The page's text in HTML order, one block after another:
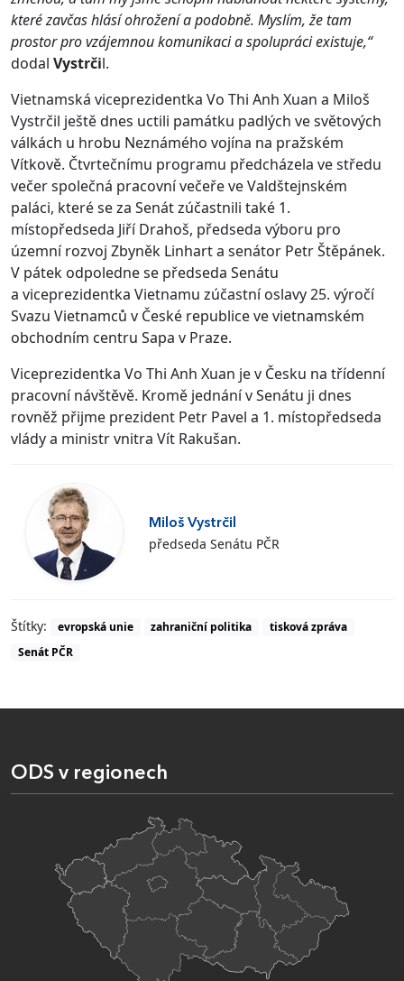
které zavčas hlásí ohrožení a podobně. Myslím, že tam
prostor pro vzájemnou komunikaci a spolupráci existuje,“
dodal Vystrčil.
Vietnamská viceprezidentka Vo Thi Anh Xuan a Miloš
Vystrčil ještě dnes uctili památku padlých ve světových
válkách u hrobu Neznámého vojína na pražském
Vítkově. Čtvrtečnímu programu předcházela ve středu
večer společná pracovní večeře ve Valdštejnském
paláci, které se za Senát zúčastnili také 1.
místopředseda Jiří Drahoš, předseda výboru pro
územní rozvoj Zbyněk Linhart a senátor Petr Štěpánek.
V pátek odpoledne se předseda Senátu
a viceprezidentka Vietnamu zúčastní oslavy 25. výročí
Svazu Vietnamců v České republice ve vietnamském
obchodním centru Sapa v Praze.
Viceprezidentka Vo Thi Anh Xuan je v Česku na třídenní
pracovní návštěvě. Kromě jednání v Senátu ji dnes
rovněž přijme prezident Petr Pavel a 1. místopředseda
vlády a ministr vnitra Vít Rakušan.
Miloš Vystrčil
předseda Senátu PČR
Štítky: evropská unie zahraniční politika
tisková zpráva
Senát PČR
ODS v regionech